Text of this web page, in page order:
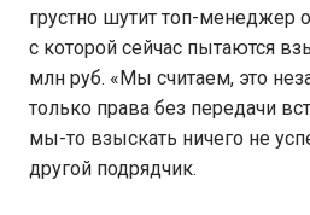
грустно шутит топ-менеджер
с которой сейчас пытаются
млн руб. «Мы считаем, это
только права без передачи
мы-то взыскать ничего не
другой подрядчик.